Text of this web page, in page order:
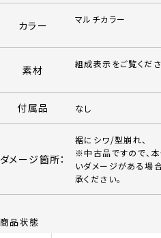
カラー マルチカラー
素材 組成表示をご覧くだ
付属品 なし
ダメージ箇所：
裾にシワ/型崩れ、
※中古品ですので、
いダメージがある場
承ください。
商品状態